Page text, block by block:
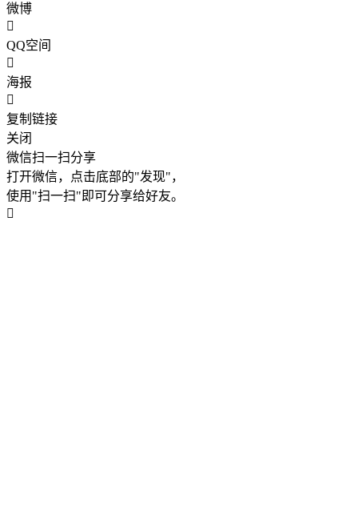
微博
QQ空间
海报
复制链接
关闭
微信扫一扫分享
打开微信，点击底部的"发现"，
使用"扫一扫"即可分享给好友。